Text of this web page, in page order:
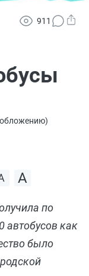
911
)
по
как
было